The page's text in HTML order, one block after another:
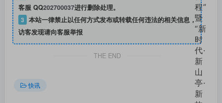
客服 QQ202700037进行删除处理。
3 本站一律禁止以任何方式发布或转载任何违法的相关信息，
访客发现请向客服举报
THE END
快讯